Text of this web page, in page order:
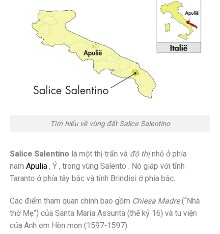
Tìm hiểu về vùng đất Salice Salentino
Salice Salentino là một thị trấn và đô thịnhỏ ở phía
nam Apulia , Ý , trong vùng Salento . Nó giáp với tỉnh
Taranto ở phía tây bắc và tỉnh Brindisi ở phía bắc.
Các điểm tham quan chính bao gồm Chiesa Madre(“Nhà
thờ Mẹ”) của Santa Maria Assunta (thế kỷ 16) và tu viện
của Anh em Hèn mọn (1597-1597).